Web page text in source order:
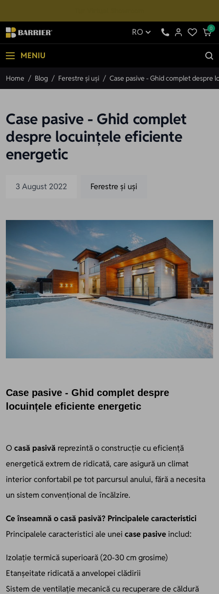
RO 0
MENIU
Home / Blog / Ferestre și uși / Case pasive - Ghid complet
Case pasive - Ghid complet
despre locuințele eficiente
energetic
3 August 2022 Ferestre și uși
Case pasive - Ghid complet despre
locuințele eficiente energetic
O casă pasivă reprezintă o construcție cu eficiență
energetică extrem de ridicată, care asigură un climat
interior confortabil pe tot parcursul anului, fără a necesita
un sistem convențional de încălzire.
Ce înseamnă o casă pasivă? Principalele caracteristici
Principalele caracteristici ale unei case pasiveinclud:
Izolație termică superioară (20-30 cm grosime)
Etanșeitate ridicată a anvelopei clădirii
Sistem de ventilație mecanică cu recuperare de căldură